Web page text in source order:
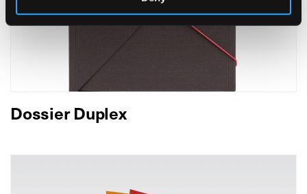
Dossier Duplex